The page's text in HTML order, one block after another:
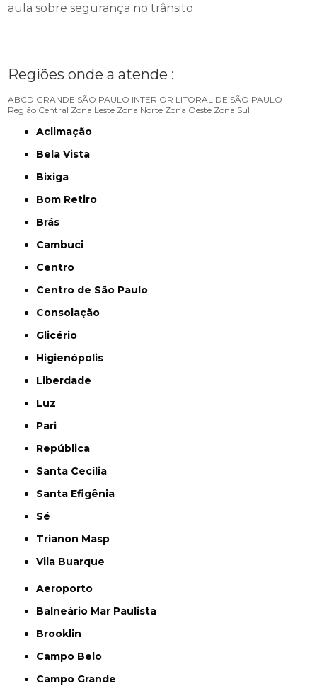
aula sobre segurança no trânsito
Regiões onde a atende :
ABCD GRANDE SÃO PAULO INTERIOR LITORAL DE SÃO PAULO
Região Central Zona Leste Zona Norte Zona Oeste Zona Sul
Aclimação
Bela Vista
Bixiga
Bom Retiro
Brás
Cambuci
Centro
Centro de São Paulo
Consolação
Glicério
Higienópolis
Liberdade
Luz
Pari
República
Santa Cecília
Santa Efigênia
Sé
Trianon Masp
Vila Buarque
Aeroporto
Balneário Mar Paulista
Brooklin
Campo Belo
Campo Grande